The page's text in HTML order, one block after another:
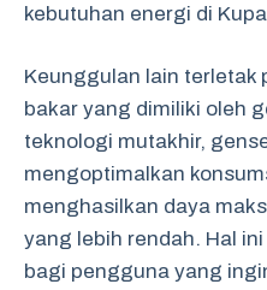
kebutuhan energi di
Keunggulan lain terletak
bakar yang dimiliki oleh
teknologi mutakhir,
mengoptimalkan
menghasilkan daya
yang lebih rendah. Hal
bagi pengguna yang